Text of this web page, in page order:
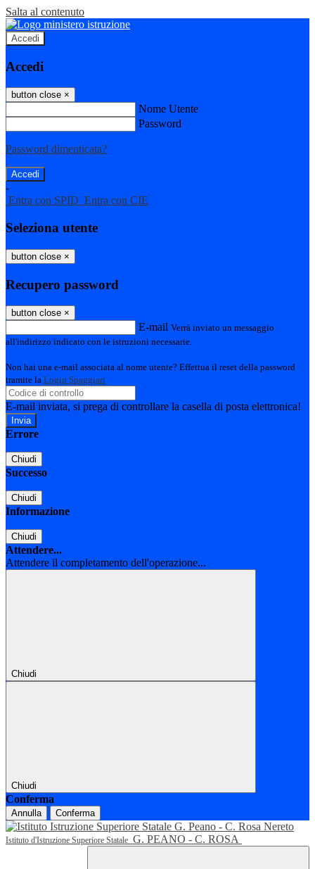
Salta al contenuto
Accedi
Accedi
button close ×
Nome Utente
Password
Password dimenticata?
-
Entra con SPID Entra con CIE
Seleziona utente
button close ×
Recupero password
button close ×
E-mail Verrà inviato un messaggio
all'indirizzo indicato con le istruzioni necessarie.
Non hai una e-mail associata al nome utente? Effettua il reset della password
tramite la Login Spaggiari
E-mail inviata, si prega di controllare la casella di posta elettronica!
Errore
Chiudi
Successo
Chiudi
Informazione
Chiudi
Attendere...
Attendere il completamento dell'operazione...
Chiudi
Chiudi
Conferma
Annulla Conferma
Istituto d'Istruzione Superiore Statale G. PEANO - C. ROSA